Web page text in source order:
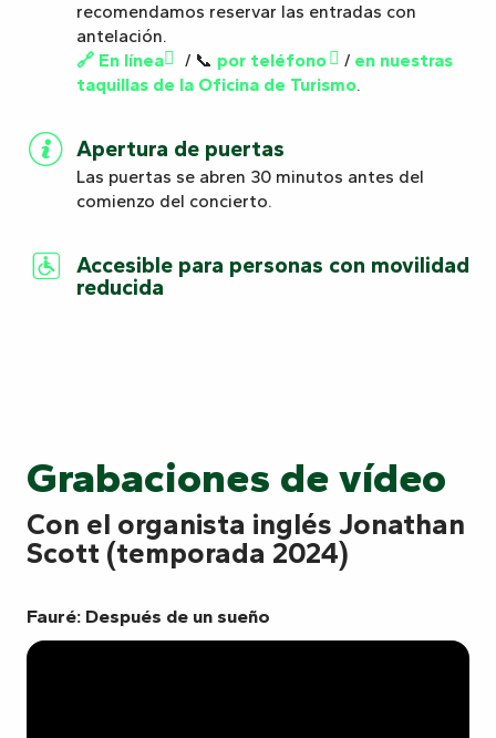
recomendamos reservar las entradas con
antelación.
🔗 En línea
/ 📞 por teléfono / en nuestras
taquillas de la Oficina de Turismo.
Apertura de puertas
Las puertas se abren 30 minutos antes del
comienzo del concierto.
Accesible para personas con movilidad
reducida
Grabaciones de vídeo
Con el organista inglés Jonathan
Scott (temporada 2024)
Fauré: Después de un sueño